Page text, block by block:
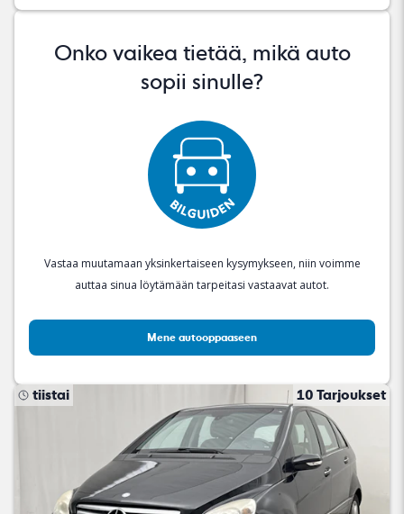
Onko vaikea tietää, mikä auto
sopii sinulle?
Vastaa muutamaan yksinkertaiseen kysymykseen, niin voimme
auttaa sinua löytämään tarpeitasi vastaavat autot.
Mene autooppaaseen
tiistai 10 Tarjoukset